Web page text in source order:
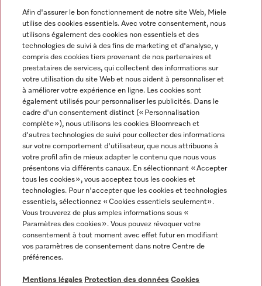
Langue
FRANÇAIS
Mentions légales
CGV
Protection des données
Miele sur Youtube
Afin d'assurer le bon fonctionnement de notre site Web, Miele
utilise des cookies essentiels. Avec votre consentement, nous
utilisons également des cookies non essentiels et des
technologies de suivi à des fins de marketing et d'analyse, y
compris des cookies tiers provenant de nos partenaires et
prestataires de services, qui collectent des informations sur
votre utilisation du site Web et nous aident à personnaliser et
à améliorer votre expérience en ligne. Les cookies sont
également utilisés pour personnaliser les publicités. Dans le
cadre d'un consentement distinct (« Personnalisation
complète »), nous utilisons les cookies Bloomreach et
d'autres technologies de suivi pour collecter des informations
sur votre comportement d'utilisateur, que nous attribuons à
votre profil afin de mieux adapter le contenu que nous vous
présentons via différents canaux. En sélectionnant « Accepter
tous les cookies », vous acceptez tous les cookies et
technologies. Pour n'accepter que les cookies et technologies
essentiels, sélectionnez « Cookies essentiels seulement».
Vous trouverez de plus amples informations sous «
Paramètres des cookies ». Vous pouvez révoquer votre
consentement à tout moment avec effet futur en modifiant
vos paramètres de consentement dans notre Centre de
préférences.
Mentions légales Protection des données Cookies